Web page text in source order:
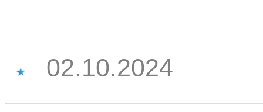
02.10.2024